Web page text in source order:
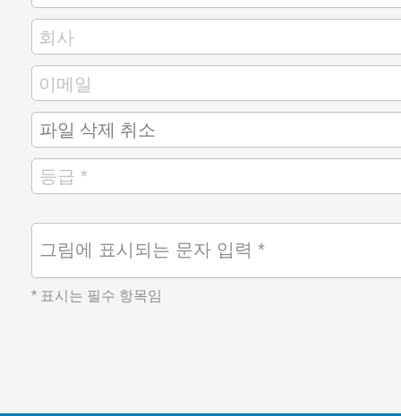
그림에 표시되는 문자 입력 *
* 표시는 필수 항목임